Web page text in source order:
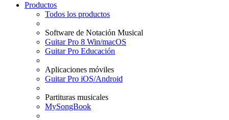
Productos
Todos los productos
Software de Notación Musical
Guitar Pro 8 Win/macOS
Guitar Pro Educación
Aplicaciones móviles
Guitar Pro iOS/Android
Partituras musicales
MySongBook